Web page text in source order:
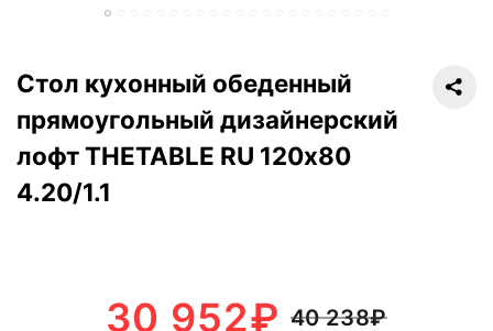
Стол кухонный обеденный
прямоугольный дизайнерский
лофт THETABLE RU 120х80
4.20/1.1
40 238₽
30 952₽